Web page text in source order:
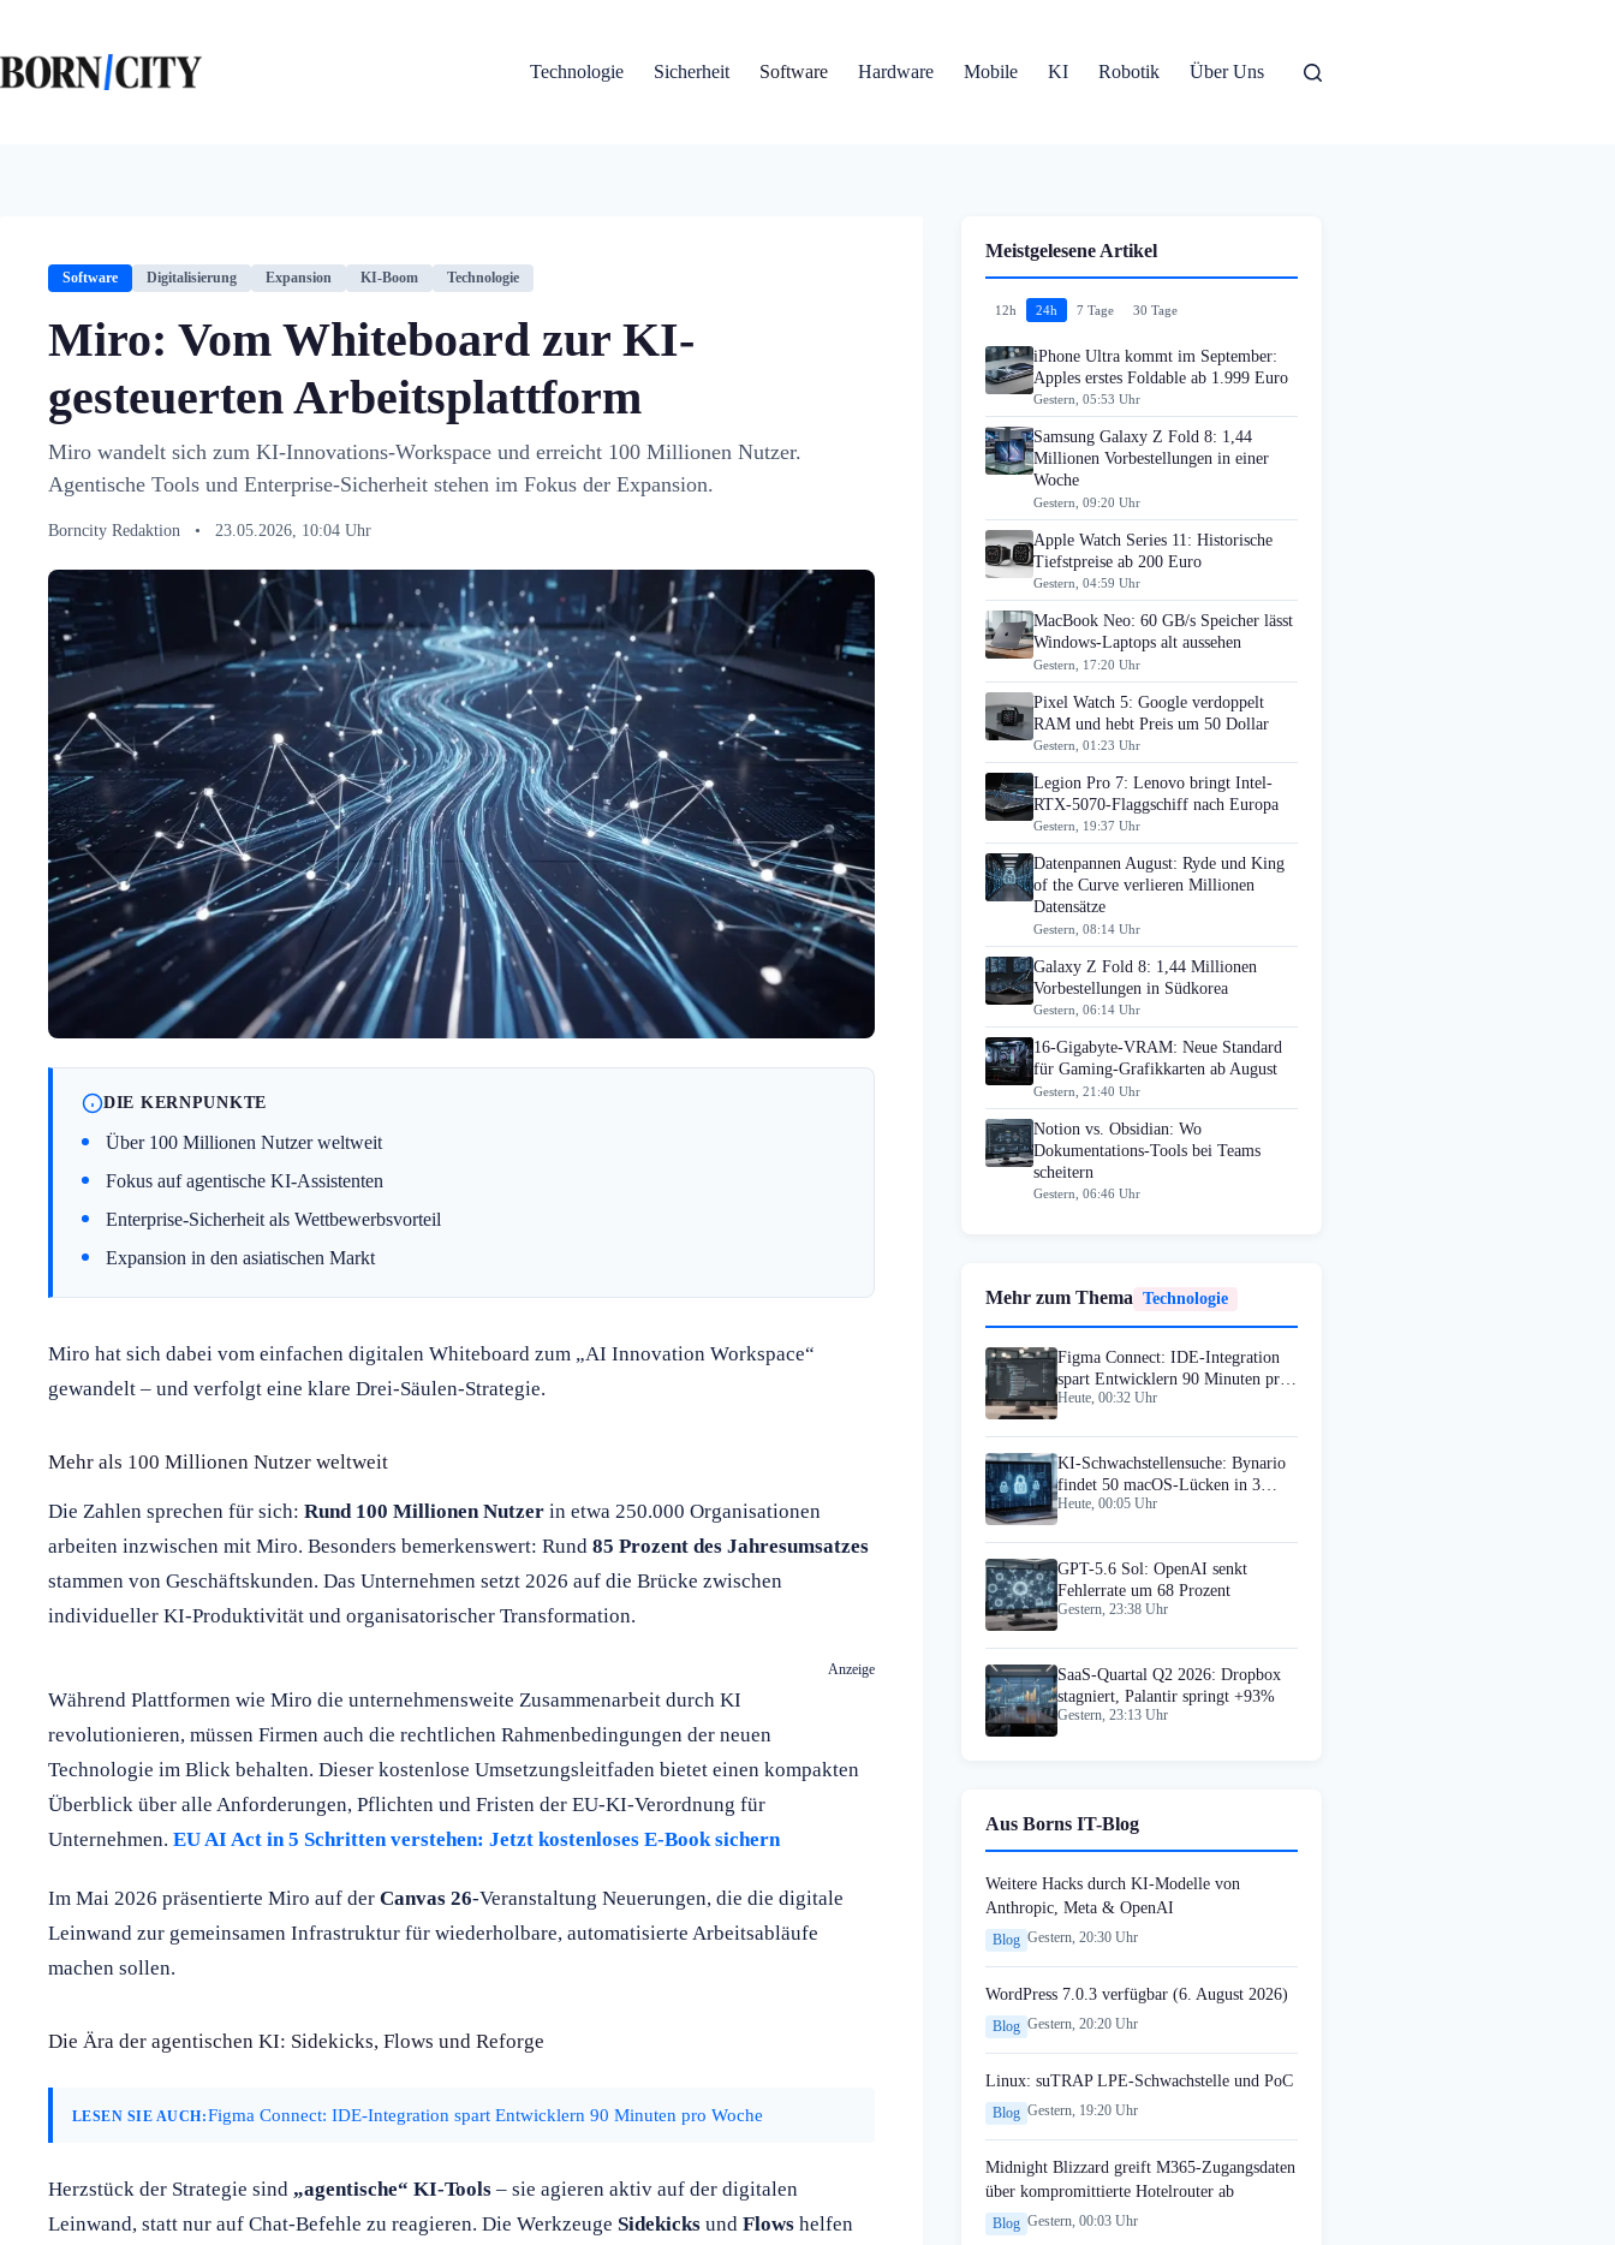
springen
Technologie
Sicherheit Software Hardware Mobile KI Robotik Über Uns
Software Digitalisierung Expansion KI-Boom Technologie
Miro: Vom Whiteboard zur KI-
gesteuerten Arbeitsplattform
Miro wandelt sich zum KI-Innovations-Workspace und erreicht 100 Millionen Nutzer.
Agentische Tools und Enterprise-Sicherheit stehen im Fokus der Expansion.
Borncity Redaktion • 23.05.2026, 10:04 Uhr
DIE KERNPUNKTE
Über 100 Millionen Nutzer weltweit
Fokus auf agentische KI-Assistenten
Enterprise-Sicherheit als Wettbewerbsvorteil
Expansion in den asiatischen Markt
Miro hat sich dabei vom einfachen digitalen Whiteboard zum „AI Innovation Workspace“
gewandelt – und verfolgt eine klare Drei-Säulen-Strategie.
Mehr als 100 Millionen Nutzer weltweit
Die Zahlen sprechen für sich: Rund 100 Millionen Nutzer in etwa 250.000 Organisationen
arbeiten inzwischen mit Miro. Besonders bemerkenswert: Rund 85 Prozent des Jahresumsatzes
stammen von Geschäftskunden. Das Unternehmen setzt 2026 auf die Brücke zwischen
individueller KI-Produktivität und organisatorischer Transformation.
Anzeige
Während Plattformen wie Miro die unternehmensweite Zusammenarbeit durch KI
revolutionieren, müssen Firmen auch die rechtlichen Rahmenbedingungen der neuen
Technologie im Blick behalten. Dieser kostenlose Umsetzungsleitfaden bietet einen kompakten
Überblick über alle Anforderungen, Pflichten und Fristen der EU-KI-Verordnung für
Unternehmen. EU AI Act in 5 Schritten verstehen: Jetzt kostenloses E-Book sichern
Im Mai 2026 präsentierte Miro auf der Canvas 26-Veranstaltung Neuerungen, die die digitale
Leinwand zur gemeinsamen Infrastruktur für wiederholbare, automatisierte Arbeitsabläufe
machen sollen.
Die Ära der agentischen KI: Sidekicks, Flows und Reforge
LESEN SIE AUCH:Figma Connect: IDE-Integration spart Entwicklern 90 Minuten pro Woche
Herzstück der Strategie sind „agentische“ KI-Tools – sie agieren aktiv auf der digitalen
Leinwand, statt nur auf Chat-Befehle zu reagieren. Die Werkzeuge Sidekicks und Flows helfen
Meistgelesene Artikel
12h 24h 7 Tage 30 Tage
iPhone Ultra kommt im September:
Apples erstes Foldable ab 1.999 Euro
Gestern, 05:53 Uhr
Samsung Galaxy Z Fold 8: 1,44
Millionen Vorbestellungen in einer
Woche
Gestern, 09:20 Uhr
Apple Watch Series 11: Historische
Tiefstpreise ab 200 Euro
Gestern, 04:59 Uhr
MacBook Neo: 60 GB/s Speicher lässt
Windows-Laptops alt aussehen
Gestern, 17:20 Uhr
Pixel Watch 5: Google verdoppelt
RAM und hebt Preis um 50 Dollar
Gestern, 01:23 Uhr
Legion Pro 7: Lenovo bringt Intel-
RTX-5070-Flaggschiff nach Europa
Gestern, 19:37 Uhr
Datenpannen August: Ryde und King
of the Curve verlieren Millionen
Datensätze
Gestern, 08:14 Uhr
Galaxy Z Fold 8: 1,44 Millionen
Vorbestellungen in Südkorea
Gestern, 06:14 Uhr
16-Gigabyte-VRAM: Neue Standard
für Gaming-Grafikkarten ab August
Gestern, 21:40 Uhr
Notion vs. Obsidian: Wo
Dokumentations-Tools bei Teams
scheitern
Gestern, 06:46 Uhr
Mehr zum Thema Technologie
Figma Connect: IDE-Integration
spart Entwicklern 90 Minuten pro
Woche
Heute, 00:32 Uhr
KI-Schwachstellensuche: Bynario
findet 50 macOS-Lücken in 3
Wochen
Heute, 00:05 Uhr
GPT-5.6 Sol: OpenAI senkt
Fehlerrate um 68 Prozent
Gestern, 23:38 Uhr
SaaS-Quartal Q2 2026: Dropbox
stagniert, Palantir springt +93%
Gestern, 23:13 Uhr
Aus Borns IT-Blog
Weitere Hacks durch KI-Modelle von
Anthropic, Meta & OpenAI
Blog Gestern, 20:30 Uhr
WordPress 7.0.3 verfügbar (6. August 2026)
Blog Gestern, 20:20 Uhr
Linux: suTRAP LPE-Schwachstelle und PoC
Blog Gestern, 19:20 Uhr
Midnight Blizzard greift M365-Zugangsdaten
über kompromittierte Hotelrouter ab
Blog Gestern, 00:03 Uhr